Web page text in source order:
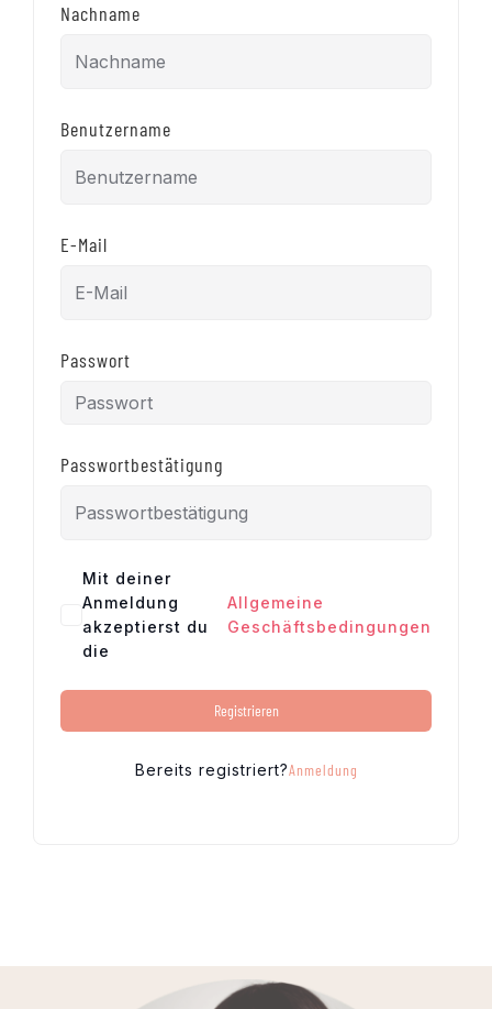
Nachname
Benutzername
E-Mail
Passwort
Passwortbestätigung
Mit deiner
Anmeldung
akzeptierst du
die
Allgemeine
Geschäftsbedingungen
Registrieren
Bereits registriert?Anmeldung